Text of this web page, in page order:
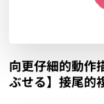
向更仔細的動作
ぶせる】接尾的